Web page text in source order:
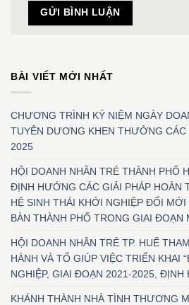
BÀI VIẾT MỚI NHẤT
CHƯƠNG TRÌNH KỶ NIỆM NGÀY
TUYÊN DƯƠNG KHEN THƯỞNG CÁC
2025
HỘI DOANH NHÂN TRẺ THÀNH PHỐ
ĐỊNH HƯỚNG CÁC GIẢI PHÁP HOÀN
HỆ SINH THÁI KHỞI NGHIỆP ĐỔI
BÀN THÀNH PHỐ TRONG GIAI ĐOẠN
HỘI DOANH NHÂN TRẺ TP. HUẾ
HÀNH VÀ TỔ GIÚP VIỆC TRIỂN KHAI
NGHIỆP, GIAI ĐOẠN 2021-2025, ĐỊNH
KHÁNH THÀNH NHÀ TÌNH THƯƠNG